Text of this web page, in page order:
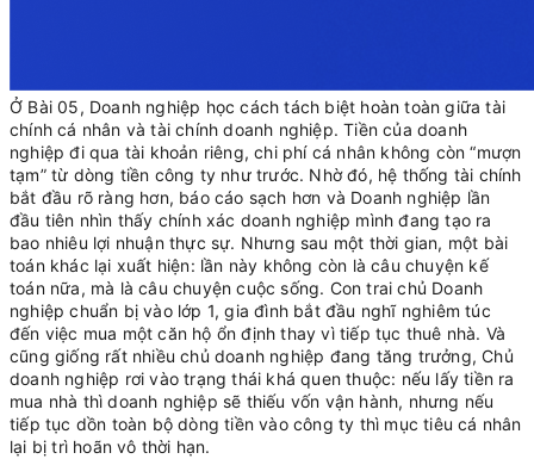
Ở Bài 05, Doanh nghiệp học cách tách biệt hoàn toàn giữa tài
chính cá nhân và tài chính doanh nghiệp. Tiền của doanh
nghiệp đi qua tài khoản riêng, chi phí cá nhân không còn “mượn
tạm” từ dòng tiền công ty như trước. Nhờ đó, hệ thống tài chính
bắt đầu rõ ràng hơn, báo cáo sạch hơn và Doanh nghiệp lần
đầu tiên nhìn thấy chính xác doanh nghiệp mình đang tạo ra
bao nhiêu lợi nhuận thực sự. Nhưng sau một thời gian, một bài
toán khác lại xuất hiện: lần này không còn là câu chuyện kế
toán nữa, mà là câu chuyện cuộc sống. Con trai chủ Doanh
nghiệp chuẩn bị vào lớp 1, gia đình bắt đầu nghĩ nghiêm túc
đến việc mua một căn hộ ổn định thay vì tiếp tục thuê nhà. Và
cũng giống rất nhiều chủ doanh nghiệp đang tăng trưởng, Chủ
doanh nghiệp rơi vào trạng thái khá quen thuộc: nếu lấy tiền ra
mua nhà thì doanh nghiệp sẽ thiếu vốn vận hành, nhưng nếu
tiếp tục dồn toàn bộ dòng tiền vào công ty thì mục tiêu cá nhân
lại bị trì hoãn vô thời hạn.